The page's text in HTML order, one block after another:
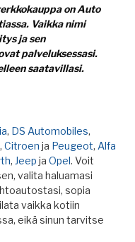
on Auto
Vaikka nimi
ja sen
palveluksessasi.
saatavillasi.
, DS Automobiles,
, Citroen ja Peugeot, Alfa
, Jeep ja Opel. Voit
valita haluamasi
sopia
vaikka kotiin
eikä sinun tarvitse